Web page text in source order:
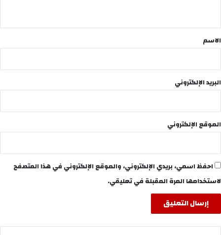
*
الاسم
البريد الإلكتروني
الموقع الإلكتروني
احفظ اسمي، بريدي الإلكتروني، والموقع الإلكتروني في هذا المتصفح
لاستخدامها المرة المقبلة في تعليقي.